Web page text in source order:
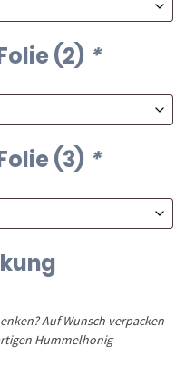
(2) *
(3) *
Auf Wunsch verpacken
Hummelhonig-